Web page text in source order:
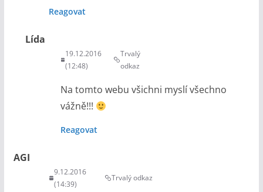
Reagovat
Lída
19.12.2016
(12:48)
Trvalý
odkaz
Na tomto webu všichni myslí všechno
vážně!!!
Reagovat
AGI
9.12.2016
(14:39)
Trvalý odkaz